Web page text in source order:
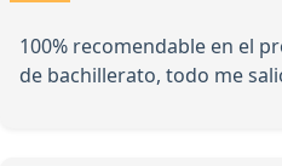
100% recomendable en el
de bachillerato, todo me